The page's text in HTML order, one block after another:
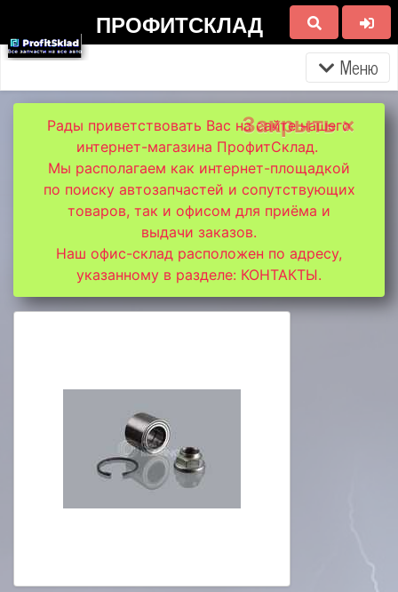
ПРОФИТСКЛАД
Меню
Закрыть ×
Рады приветствовать Вас на сайте нашего
интернет-магазина ПрофитСклад.
Мы располагаем как интернет-площадкой
по поиску автозапчастей и сопутствующих
товаров, так и офисом для приёма и
выдачи заказов.
Наш офис-склад расположен по адресу,
указанному в разделе: КОНТАКТЫ.